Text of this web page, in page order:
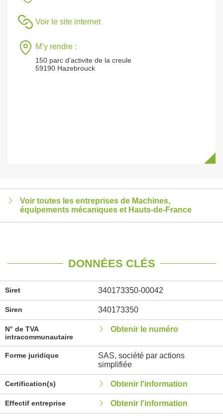
Voir le site internet
M’y rendre :
150 parc d'activite de la creule
59190 Hazebrouck
Voir toutes les entreprises de Machines,
équipements mécaniques et Hauts-de-France
DONNÉES CLÉS
Siret 340173350-00042
Siren 340173350
N° de TVA
intracommunautaire
Obtenir le numéro
Forme juridique
SAS, société par actions
simplifiée
Certification(s) Obtenir l'information
Effectif entreprise Obtenir l'information